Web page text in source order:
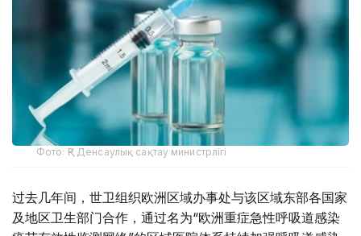
Фото: ҚР Денсаулық сақтау министрлігі
过去几年间，世卫组织欧洲区域办事处与该区域东部各国家
及地区卫生部门合作，通过名为“欧洲重症急性呼吸道感染